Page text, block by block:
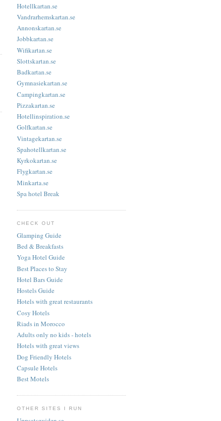
Hotellkartan.se
Vandrarhemskartan.se
Annonskartan.se
Jobbkartan.se
Wifikartan.se
Slottskartan.se
Badkartan.se
Gymnasiekartan.se
Campingkartan.se
Pizzakartan.se
Hotellinspiration.se
Golfkartan.se
Vintagekartan.se
Spahotellkartan.se
Kyrkokartan.se
Flygkartan.se
Minkarta.se
Spa hotel Break
CHECK OUT
Glamping Guide
Bed & Breakfasts
Yoga Hotel Guide
Best Places to Stay
Hotel Bars Guide
Hostels Guide
Hotels with great restaurants
Cosy Hotels
Riads in Morocco
Adults only no kids - hotels
Hotels with great views
Dog Friendly Hotels
Capsule Hotels
Best Motels
OTHER SITES I RUN